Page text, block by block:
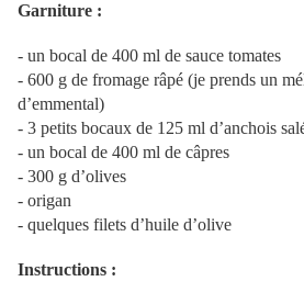
Garniture :
- un bocal de 400 ml de sauce tomates
- 600 g de fromage râpé (je prends un
d’emmental)
- 3 petits bocaux de 125 ml d’anchois
- un bocal de 400 ml de câpres
- 300 g d’olives
- origan
- quelques filets d’huile d’olive
Instructions :